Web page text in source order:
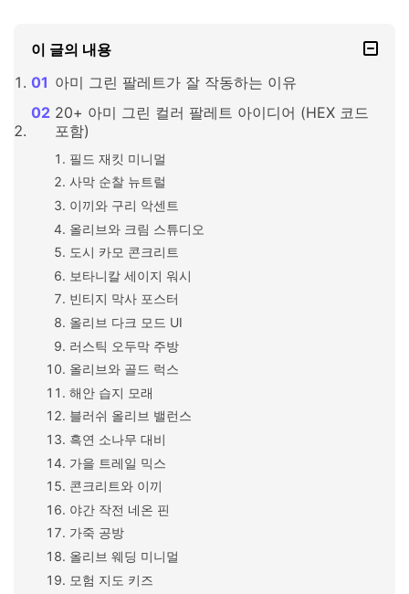
이 글의 내용
아미 그린 팔레트가 잘 작동하는 이유
20+ 아미 그린 컬러 팔레트 아이디어 (HEX 코드
포함)
필드 재킷 미니멀
사막 순찰 뉴트럴
이끼와 구리 악센트
올리브와 크림 스튜디오
도시 카모 콘크리트
보타니칼 세이지 워시
빈티지 막사 포스터
올리브 다크 모드 UI
러스틱 오두막 주방
올리브와 골드 럭스
해안 습지 모래
블러쉬 올리브 밸런스
흑연 소나무 대비
가을 트레일 믹스
콘크리트와 이끼
야간 작전 네온 핀
가죽 공방
올리브 웨딩 미니멀
모험 지도 키즈